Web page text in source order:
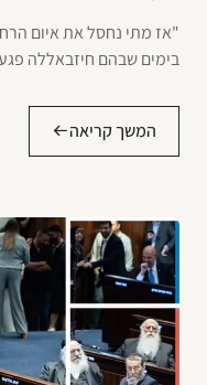
"אז מתי נחסל את איום
בימים שבהם חיזבאללה
המשך קריאה